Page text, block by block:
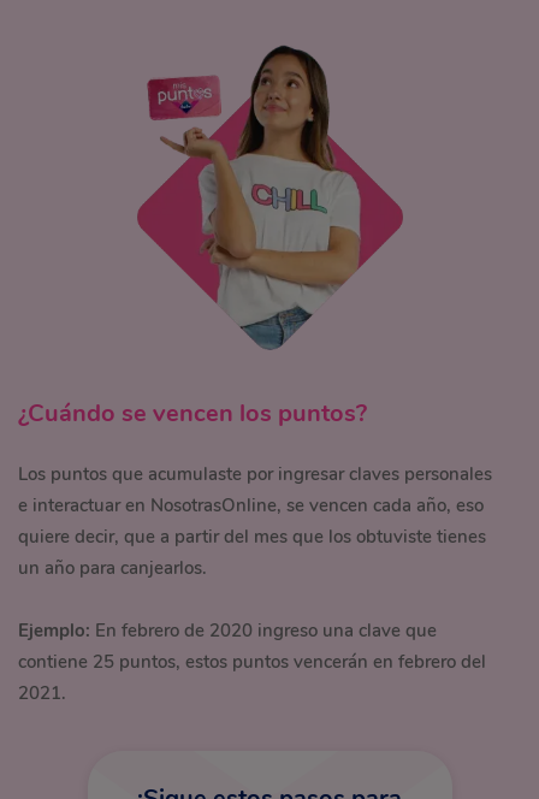
¿Cuándo se vencen los puntos?
Los puntos que acumulaste por ingresar claves personales
e interactuar en NosotrasOnline, se vencen cada año, eso
quiere decir, que a partir del mes que los obtuviste tienes
un año para canjearlos.
Ejemplo: En febrero de 2020 ingreso una clave que
contiene 25 puntos, estos puntos vencerán en febrero del
2021.